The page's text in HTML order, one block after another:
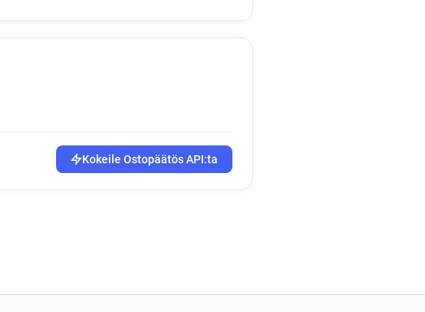
Kokeile Ostopäätös API:ta